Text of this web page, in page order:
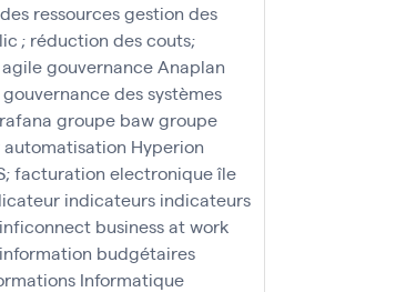
ressourcesgestion des
; réduction des couts;
gouvernance Anaplan
gouvernance des systèmes
groupe bawgroupe
automatisation Hyperion
facturation electroniqueîle
indicateurs indicateurs
inficonnect business at work
information budgétaires
Informatique